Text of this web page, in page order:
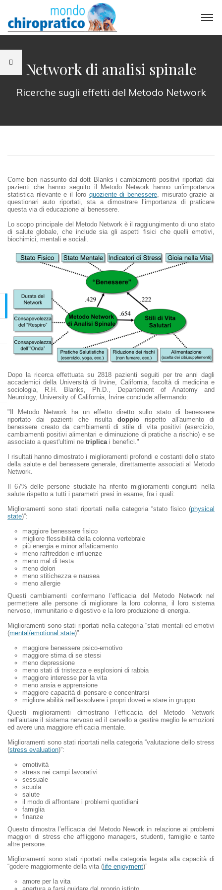
Network di analisi spinale
Ricerche sugli effetti del Metodo Network
Come ben riassunto dal dott Blanks i cambiamenti positivi riportati dai
pazienti che hanno seguito il Metodo Network hanno un’importanza
statistica rilevante e il loro quoziente di benessere, misurato grazie ai
questionari auto riportati, sta a dimostrare l’importanza di praticare
questa via di educazione al benessere.
Lo scopo principale del Metodo Network è il raggiungimento di uno stato
di salute globale, che include sia gli aspetti fisici che quelli emotivi,
biochimici, mentali e sociali.
Dopo la ricerca effettuata su 2818 pazienti seguiti per tre anni dagli
accademici della Università di Irvine, California, facoltà di medicina e
sociologia, R.H. Blanks, Ph.D., Departement of Anatomy and
Neurology, University of California, Irvine conclude affermando:
"Il Metodo Network ha un effetto diretto sullo stato di benessere
riportato dai pazienti che risulta
doppio
rispetto all'aumento di
benessere creato da cambiamenti di stile di vita positivi (esercizio,
cambiamenti positivi alimentari e diminuzione di pratiche a rischio) e se
associato a quest'ultimi ne triplica i benefici."
I risultati hanno dimostrato i miglioramenti profondi e costanti dello stato
della salute e del benessere generale, direttamente associati al Metodo
Network.
Il 67% delle persone studiate ha riferito miglioramenti congiunti nella
salute rispetto a tutti i parametri presi in esame, fra i quali:
Miglioramenti sono stati riportati nella categoria “stato fisico (physical
state)”:
maggiore benessere fisico
migliore flessibilità della colonna vertebrale
più energia e minor affaticamento
meno raffreddori e influenze
meno mal di testa
meno dolori
meno stitichezza e nausea
meno allergie
Questi cambiamenti confermano l’efficacia del Metodo Network nel
permettere alle persone di migliorare la loro colonna, il loro sistema
nervoso, immunitario e digestivo e la loro produzione di energia.
Miglioramenti sono stati riportati nella categoria “stati mentali ed emotivi
(mental/emotional state)”:
maggiore benessere psico-emotivo
maggiore stima di se stessi
meno depressione
meno stati di tristezza e esplosioni di rabbia
maggiore interesse per la vita
meno ansia e apprensione
maggiore capacità di pensare e concentrarsi
migliore abilità nell’assolvere i propri doveri e stare in gruppo
Questi miglioramenti dimostrano l’efficacia del Metodo Network
nell’aiutare il sistema nervoso ed il cervello a gestire meglio le emozioni
ed avere una maggiore efficacia mentale.
Miglioramenti sono stati riportati nella categoria “valutazione dello stress
(stress evaluation)”:
emotività
stress nei campi lavorativi
sessuale
scuola
salute
il modo di affrontare i problemi quotidiani
famiglia
finanze
Questo dimostra l’efficacia del Metodo Nework in relazione ai problemi
maggiori di stress che affliggono managers, studenti, famiglie e tante
altre persone.
Miglioramenti sono stati riportati nella categoria legata alla capacità di
“godere maggiormente della vita ( life enjoyment)”
amore per la vita